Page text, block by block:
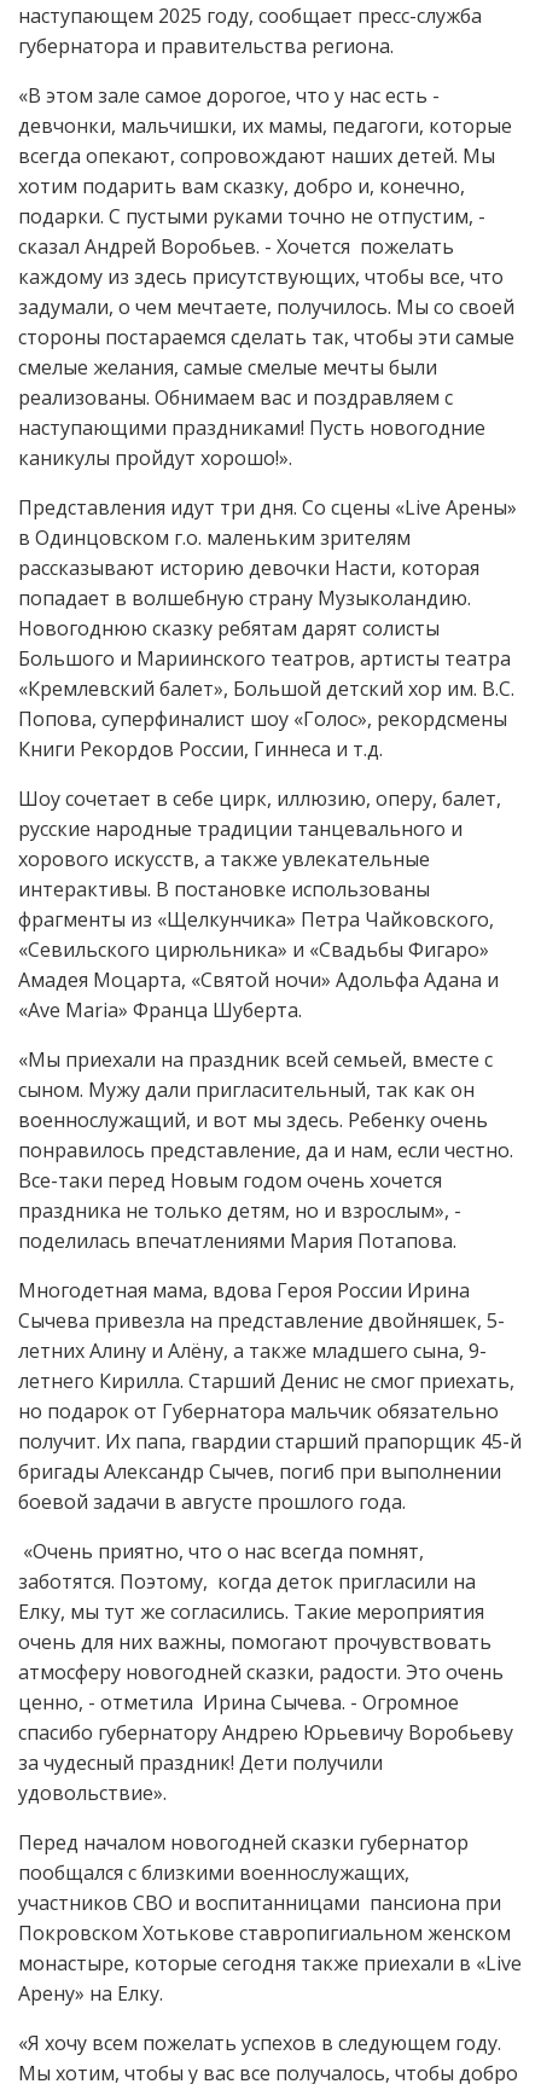
наступающем 2025 году, сообщает пресс-служба
губернатора и правительства региона.
«В этом зале самое дорогое, что у нас есть -
девчонки, мальчишки, их мамы, педагоги, которые
всегда опекают, сопровождают наших детей. Мы
хотим подарить вам сказку, добро и, конечно,
подарки. С пустыми руками точно не отпустим, -
сказал Андрей Воробьев. - Хочется пожелать
каждому из здесь присутствующих, чтобы все, что
задумали, о чем мечтаете, получилось. Мы со своей
стороны постараемся сделать так, чтобы эти самые
смелые желания, самые смелые мечты были
реализованы. Обнимаем вас и поздравляем с
наступающими праздниками! Пусть новогодние
каникулы пройдут хорошо!».
Представления идут три дня. Со сцены «Live Арены»
в Одинцовском г.о. маленьким зрителям
рассказывают историю девочки Насти, которая
попадает в волшебную страну Музыколандию.
Новогоднюю сказку ребятам дарят солисты
Большого и Мариинского театров, артисты театра
«Кремлевский балет», Большой детский хор им. В.С.
Попова, суперфиналист шоу «Голос», рекордсмены
Книги Рекордов России, Гиннеса и т.д.
Шоу сочетает в себе цирк, иллюзию, оперу, балет,
русские народные традиции танцевального и
хорового искусств, а также увлекательные
интерактивы. В постановке использованы
фрагменты из «Щелкунчика» Петра Чайковского,
«Севильского цирюльника» и «Свадьбы Фигаро»
Амадея Моцарта, «Святой ночи» Адольфа Адана и
«Ave Maria» Франца Шуберта.
«Мы приехали на праздник всей семьей, вместе с
сыном. Мужу дали пригласительный, так как он
военнослужащий, и вот мы здесь. Ребенку очень
понравилось представление, да и нам, если честно.
Все-таки перед Новым годом очень хочется
праздника не только детям, но и взрослым», -
поделилась впечатлениями Мария Потапова.
Многодетная мама, вдова Героя России Ирина
Сычева привезла на представление двойняшек, 5-
летних Алину и Алёну, а также младшего сына, 9-
летнего Кирилла. Старший Денис не смог приехать,
но подарок от Губернатора мальчик обязательно
получит. Их папа, гвардии старший прапорщик 45-й
бригады Александр Сычев, погиб при выполнении
боевой задачи в августе прошлого года.
«Очень приятно, что о нас всегда помнят,
заботятся. Поэтому, когда деток пригласили на
Елку, мы тут же согласились. Такие мероприятия
очень для них важны, помогают прочувствовать
атмосферу новогодней сказки, радости. Это очень
ценно, - отметила Ирина Сычева. - Огромное
спасибо губернатору Андрею Юрьевичу Воробьеву
за чудесный праздник! Дети получили
удовольствие».
Перед началом новогодней сказки губернатор
пообщался с близкими военнослужащих,
участников СВО и воспитанницами пансиона при
Покровском Хотькове ставропигиальном женском
монастыре, которые сегодня также приехали в «Live
Арену» на Елку.
«Я хочу всем пожелать успехов в следующем году.
Мы хотим, чтобы у вас все получалось, чтобы добро